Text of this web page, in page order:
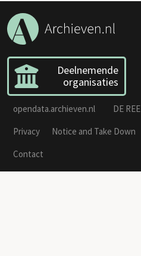
Deelnemende
organisaties
opendata.archieven.nl DE REE
Privacy
Notice and Take Down
Contact